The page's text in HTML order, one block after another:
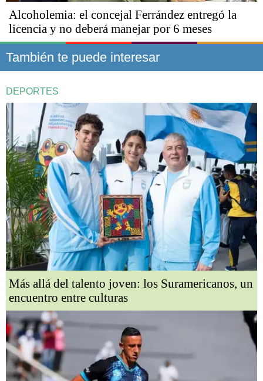
Alcoholemia: el concejal Ferrández entregó la
licencia y no deberá manejar por 6 meses
También te puede interesar
DEPORTES
Más allá del talento joven: los Suramericanos, un
encuentro entre culturas